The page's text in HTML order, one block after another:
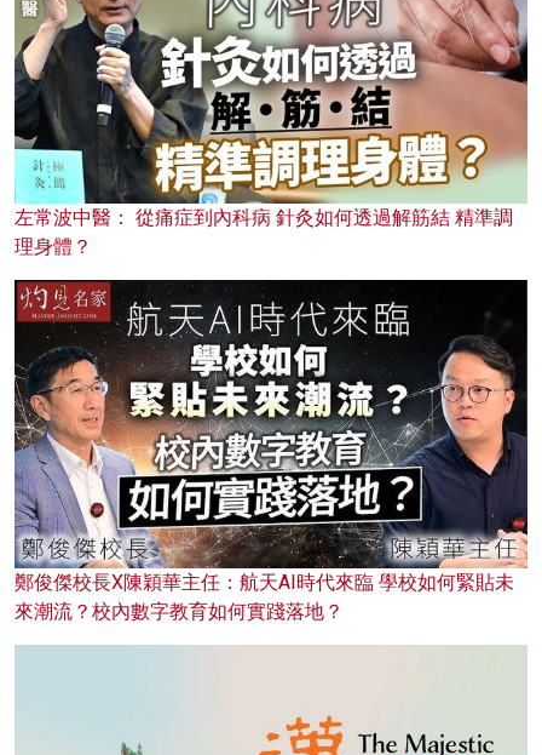
左常波中醫： 從痛症到內科病 針灸如何透過解筋結 精準調
理身體？
鄭俊傑校長X陳穎華主任：航天AI時代來臨 學校如何緊貼未
來潮流？校內數字教育如何實踐落地？